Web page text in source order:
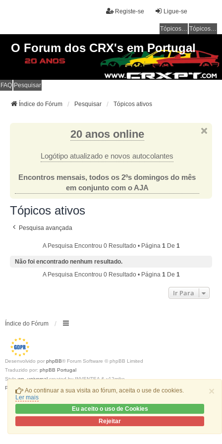
×
Ao continuar a sua visita ao fórum, aceita o use de cookies.
Ler mais
Eu aceito o uso de Cookies
Rejeitar
Ligue-se
Registe-se
Tópicos sem resposta Tópicos ativos
O Forum dos CRX's em Portugal
FAQ Pesquisar
Índice do Fórum Pesquisar Tópicos ativos
20 anos online
Logótipo atualizado e novos autocolantes
Encontros mensais, todos os 2ºs domingos do mês
em conjunto com o AJA
Tópicos ativos
Pesquisa avançada
A Pesquisa Encontrou 0 Resultado • Página 1De 1
Não foi encontrado nenhum resultado.
A Pesquisa Encontrou 0 Resultado • Página 1De 1
Ir Para
Índice do Fórum
Desenvolvido por phpBB® Forum Software © phpBB Limited
Traduzido por: phpBB Portugal
Stylewe_universalcreated by INVENTEA & v12mike
Privacidade
Termos